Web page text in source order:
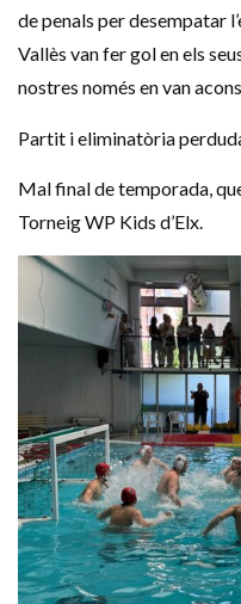
de penals per desempatar
Vallès van fer gol en els
nostres només en van
Partit i eliminatòria
Mal final de temporada,
Torneig WP Kids d’Elx.